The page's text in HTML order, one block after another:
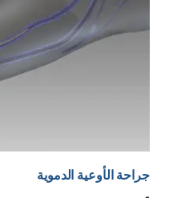
في
الأردن
جراحة الأوعية الدموية